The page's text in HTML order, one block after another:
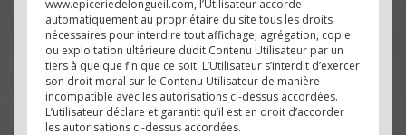
www.epiceriedelongueil.com, l’Utilisateur accorde
automatiquement au propriétaire du site tous les droits
nécessaires pour interdire tout affichage, agrégation, copie
ou exploitation ultérieure dudit Contenu Utilisateur par un
tiers à quelque fin que ce soit. L’Utilisateur s’interdit d’exercer
son droit moral sur le Contenu Utilisateur de manière
incompatible avec les autorisations ci-dessus accordées.
L’utilisateur déclare et garantit qu’il est en droit d’accorder
les autorisations ci-dessus accordées.